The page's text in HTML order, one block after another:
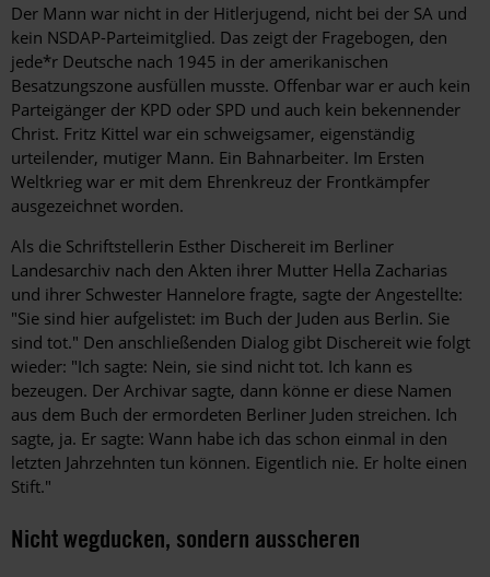
Der Mann war nicht in der Hitlerjugend, nicht bei der SA und
kein NSDAP-Parteimitglied. Das zeigt der Fragebogen, den
jede*r Deutsche nach 1945 in der amerikanischen
Besatzungszone ausfüllen musste. Offenbar war er auch kein
Parteigänger der KPD oder SPD und auch kein bekennender
Christ. Fritz Kittel war ein schweigsamer, eigenständig
urteilender, mutiger Mann. Ein Bahnarbeiter. Im Ersten
Weltkrieg war er mit dem Ehrenkreuz der Frontkämpfer
ausgezeichnet worden.
Als die Schriftstellerin Esther Dischereit im Berliner
Landesarchiv nach den Akten ihrer Mutter Hella Zacharias
und ihrer Schwester Hannelore fragte, sagte der Angestellte:
"Sie sind hier aufgelistet: im Buch der Juden aus Berlin. Sie
sind tot." Den anschließenden Dialog gibt Dischereit wie folgt
wieder: "Ich sagte: Nein, sie sind nicht tot. Ich kann es
bezeugen. Der Archivar sagte, dann könne er diese Namen
aus dem Buch der ermordeten Berliner Juden streichen. Ich
sagte, ja. Er sagte: Wann habe ich das schon einmal in den
letzten Jahrzehnten tun können. Eigentlich nie. Er holte einen
Stift."
Nicht wegducken, sondern ausscheren